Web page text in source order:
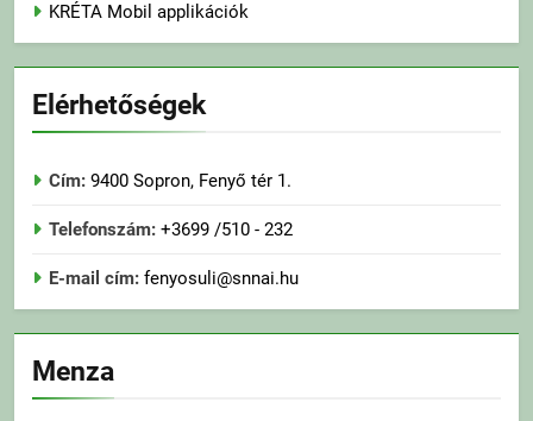
KRÉTA Mobil applikációk
Elérhetőségek
Cím: 9400 Sopron, Fenyő tér 1.
Telefonszám: +3699 /510 - 232
E-mail cím: fenyosuli@snnai.hu
Menza